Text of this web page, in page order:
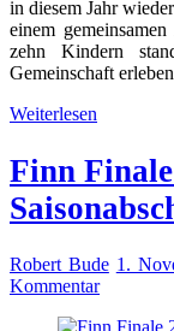
in diesem Jahr
einem
zehn Kindern
Gemeinschaft
Weiterlesen
Finn
Robert Bude 1.
Kommentar